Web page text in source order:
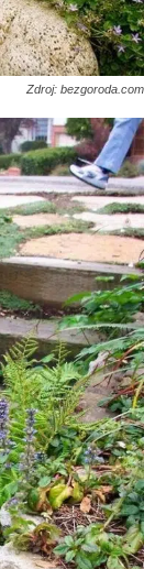
Zdroj: bezgoroda.com